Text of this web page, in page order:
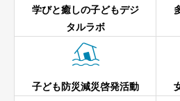
学びと癒しの子どもデジ
タルラボ

子ども防災減災啓発活動